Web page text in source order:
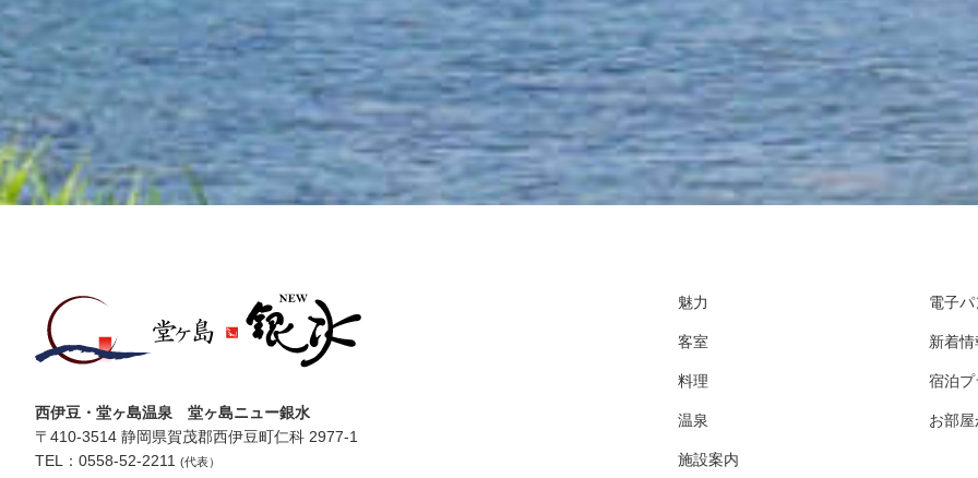
西伊豆・堂ヶ島温泉 堂ヶ島ニュー銀水
〒410-3514 静岡県賀茂郡西伊豆町仁科 2977-1
TEL：0558-52-2211 (代表）
魅力
客室
料理
温泉
施設案内
電子パ
新着情
宿泊
お部